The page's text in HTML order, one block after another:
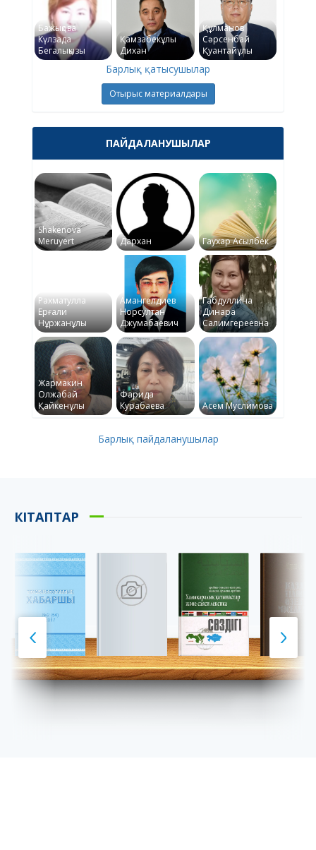
Бажықова
Күлзада
Бегалықызы
Қамзабекұлы
Дихан
Құлманов
Сәрсенбай
Қуантайұлы
Барлық қатысушылар
Отырыс материалдары
ПАЙДАЛАНУШЫЛАР
Shakenova
Meruyert
Дархан Гаухар Асылбек
Рахматулла
Ерғали
Нұржанұлы
Амангелдиев
Норсултан
Джумабаевич
Габдуллина
Динара
Салимгереевна
Жармакин
Олжабай
Қайкенұлы
Фарида
Курабаева
Асем Муслимова
Барлық пайдаланушылар
КІТАПТАР